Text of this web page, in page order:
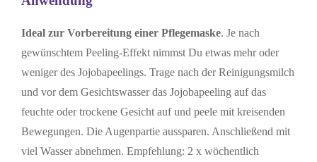
Ideal zur Vorbereitung einer Pflegemaske. Je nach
gewünschtem Peeling-Effekt nimmst Du etwas mehr oder
weniger des Jojobapeelings. Trage nach der Reinigungsmilch
und vor dem Gesichtswasser das Jojobapeeling auf das
feuchte oder trockene Gesicht auf und peele mit kreisenden
Bewegungen. Die Augenpartie aussparen. Anschließend mit
viel Wasser abnehmen. Empfehlung: 2 x wöchentlich